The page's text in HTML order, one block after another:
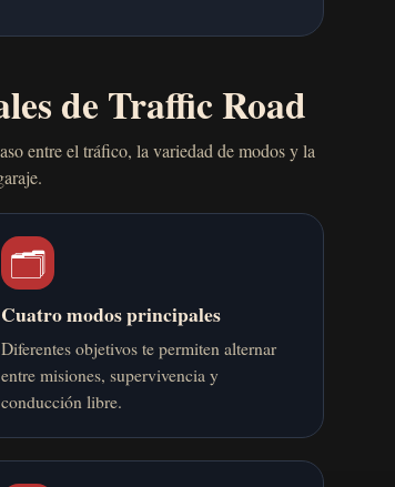
de Traffic Road
entre el tráfico, la variedad de modos y la
🗂️
Cuatro modos principales
Diferentes objetivos te permiten alternar
entre misiones, supervivencia y
conducción libre.